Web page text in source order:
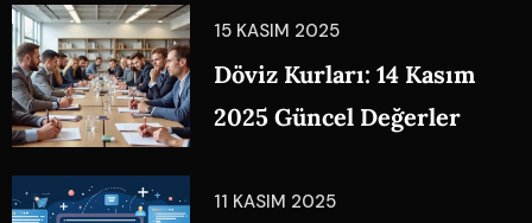
15 KASIM 2025
Döviz Kurları: 14 Kasım
2025 Güncel Değerler
11 KASIM 2025